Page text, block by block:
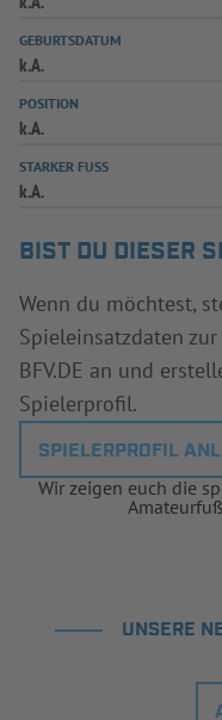
GEBURTSDATUM
k.A.
POSITION
k.A.
STARKER FUSS
k.A.
BIST DU DIESER
Wenn du möchtest,
Spieleinsatzdaten
BFV.DE an und
Spielerprofil.
SPIELERPROFIL
Wir zeigen euch die
UNSERE